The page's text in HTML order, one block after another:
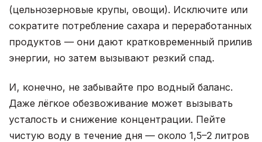
(цельнозерновые крупы, овощи). Исключите или
сократите потребление сахара и переработанных
продуктов — они дают кратковременный прилив
энергии, но затем вызывают резкий спад.
И, конечно, не забывайте про водный баланс.
Даже лёгкое обезвоживание может вызывать
усталость и снижение концентрации. Пейте
чистую воду в течение дня — около 1,5–2 литров